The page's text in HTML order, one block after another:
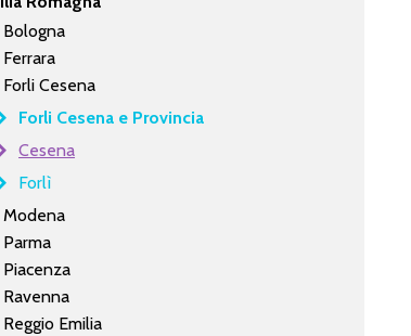
Bologna
Ferrara
Forli Cesena
Forli Cesena e Provincia
Cesena
Forlì
Modena
Parma
Piacenza
Ravenna
Reggio Emilia